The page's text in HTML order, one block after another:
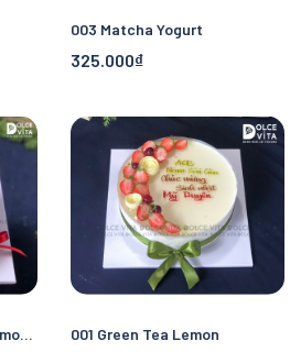
003 Matcha Yogurt
325.000₫
[012] Mousse bắp - Bánh mousse phô mai bắp ngọt thơm béo 001 Green Tea Lemon